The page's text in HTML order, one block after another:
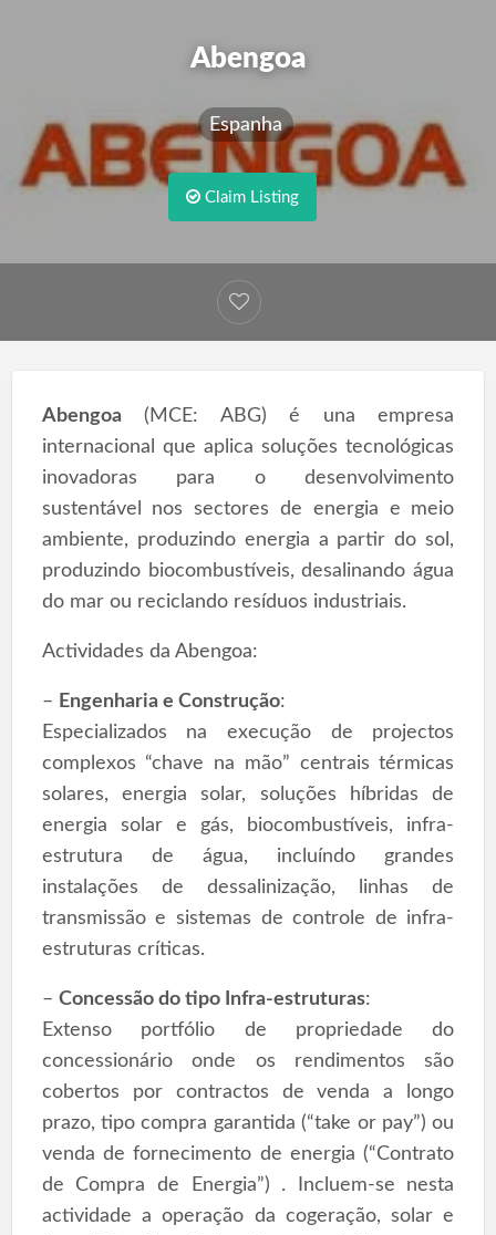
Abengoa
Espanha
Claim Listing
Abengoa(MCE: ABG) é una empresa
internacional que aplica soluções tecnológicas
inovadoras para o desenvolvimento
sustentável nos sectores de energia e meio
ambiente, produzindo energia a partir do sol,
produzindo biocombustíveis, desalinando água
do mar ou reciclando resíduos industriais.
Actividades da Abengoa:
– Engenharia e Construção:
Especializados na execução de projectos
complexos “chave na mão” centrais térmicas
solares, energia solar, soluções híbridas de
energia solar e gás, biocombustíveis, infra-
estrutura de água, incluíndo grandes
instalações de dessalinização, linhas de
transmissão e sistemas de controle de infra-
estruturas críticas.
– Concessão do tipo Infra-estruturas:
Extenso portfólio de propriedade do
concessionário onde os rendimentos são
cobertos por contractos de venda a longo
prazo, tipo compra garantida (“take or pay”) ou
venda de fornecimento de energia (“Contrato
de Compra de Energia”) . Incluem-se nesta
actividade a operação da cogeração, solar e